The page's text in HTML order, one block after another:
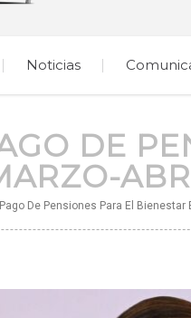
Noticias
DE
De Pensiones Para El Bienestar